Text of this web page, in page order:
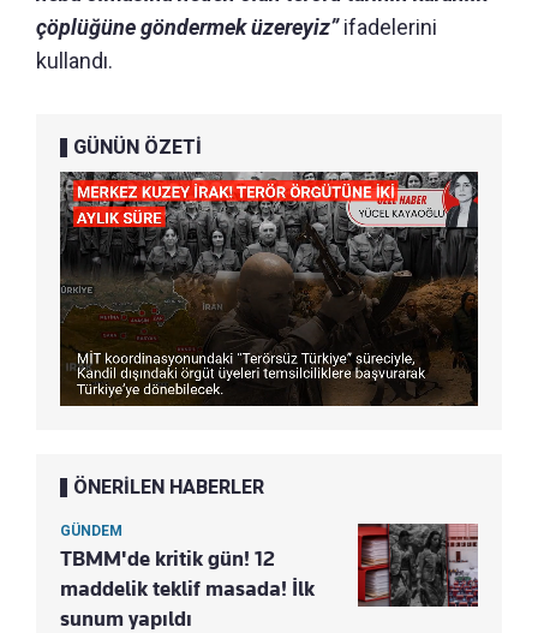
çöplüğüne göndermek üzereyiz”ifadelerini
kullandı.
GÜNÜN ÖZETİ
ÖNERİLEN HABERLER
GÜNDEM
TBMM'de kritik gün! 12
maddelik teklif masada! İlk
sunum yapıldı